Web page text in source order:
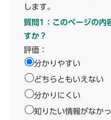
します。
質問1：このページの内
すか？
評価：
分かりやすい
どちらともいえない
分かりにくい
知りたい情報がなか